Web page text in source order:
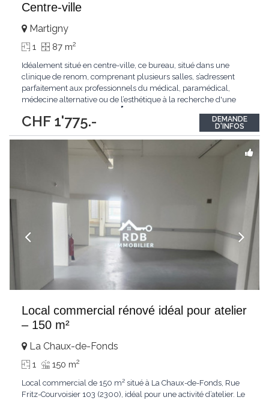
Centre-ville
CHF 1'775.-
Martigny
1 87 m2
Idéalement situé en centre-ville, ce bureau, situé dans une
clinique de renom, comprenant plusieurs salles, s’adressent
parfaitement aux professionnels du médical, paramédical,
médecine alternative ou de l’esthétique à la recherche d'une
pas de Vigimed, à 5 minutes à pied de la gare, en face du
parking de la Place...
DEMANDE
D'INFOS
Local commercial rénové idéal pour atelier
– 150 m²
La Chaux-de-Fonds
1 150 m2
Local commercial de 150 m² situé à La Chaux-de-Fonds, Rue
Fritz-Courvoisier 103 (2300), idéal pour une activité d’atelier. Le